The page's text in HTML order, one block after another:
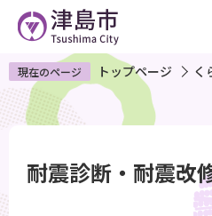
ペ
ー
ジ
の
で
現在のページ トップページ く
耐震診断・耐震改